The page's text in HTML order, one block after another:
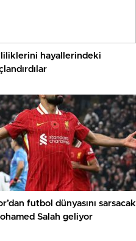
hayallerindeki
futbol dünyasını sarsacak
Salah geliyor